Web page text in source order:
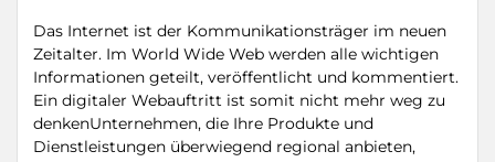
Das Internet ist der Kommunikationsträger im neuen
Zeitalter. Im World Wide Web werden alle wichtigen
Informationen geteilt, veröffentlicht und kommentiert.
Ein digitaler Webauftritt ist somit nicht mehr weg zu
denkenUnternehmen, die Ihre Produkte und
Dienstleistungen überwiegend regional anbieten,